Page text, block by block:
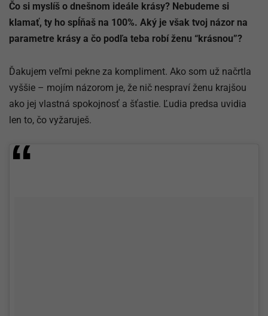
Čo si myslíš o dnešnom ideále krásy? Nebudeme si
klamať, ty ho spĺňaš na 100%. Aký je však tvoj názor na
parametre krásy a čo podľa teba robí ženu “krásnou”?
Ďakujem veľmi pekne za kompliment. Ako som už načrtla
vyššie – mojím názorom je, že nič nespraví ženu krajšou
ako jej vlastná spokojnosť a šťastie. Ľudia predsa uvidia
len to, čo vyžaruješ.